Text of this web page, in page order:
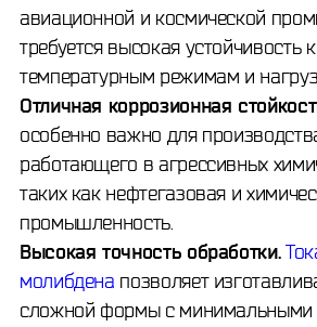
авиационной и космической
требуется высокая устойчивость
температурным режимам и
Отличная коррозионная
особенно важно для
работающего в агрессивных
таких как нефтегазовая и
промышленность.
Высокая точность обработки.
молибдена позволяет
сложной формы с минимальными